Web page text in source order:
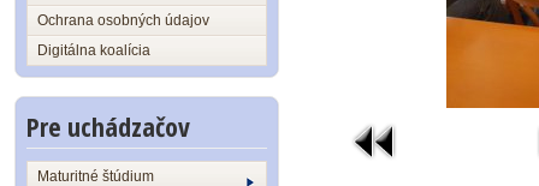
Ochrana osobných údajov
Digitálna koalícia
Pre uchádzačov
Maturitné štúdium